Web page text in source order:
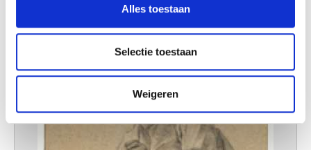
informatie over uw gebruik van onze site met onze
partners voor social media, adverteren en analyse. Deze
informatie die u aan ze heeft verstrekt of die ze hebben
verzameld op basis van uw gebruik van hun services.
Alles toestaan
Selectie toestaan
Weigeren